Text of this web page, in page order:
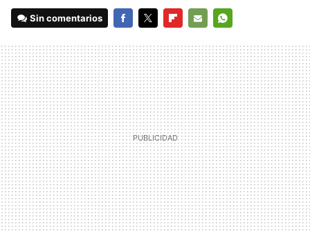
Sin comentarios
MAIL